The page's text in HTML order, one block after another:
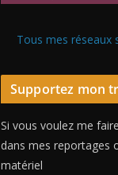
Tous mes réseaux
Supportez mon
Si vous voulez me
dans mes reportages
matériel